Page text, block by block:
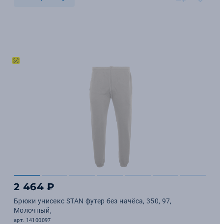
2 464 ₽
Брюки унисекс STAN футер без начёса, 350, 97,
Молочный,
арт. 14100097